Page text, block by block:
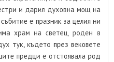
и дарил духовна мощ на
е празник за целия ни
храм на светец, роден в
тук, където през вековете
предци е отстоявала род